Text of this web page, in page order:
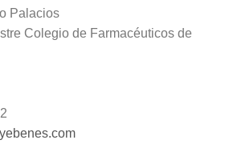
Palacios
Colegio de Farmacéuticos de